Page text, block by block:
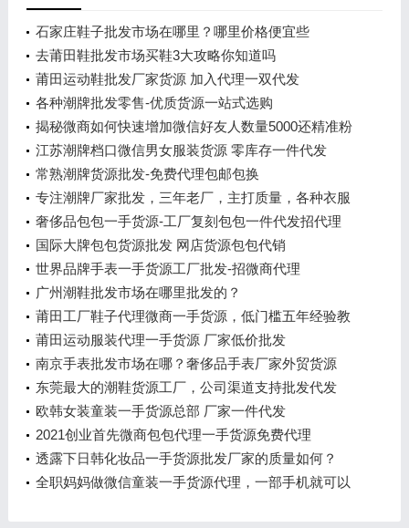
石家庄鞋子批发市场在哪里？哪里价格便宜些
去莆田鞋批发市场买鞋3大攻略你知道吗
莆田运动鞋批发厂家货源 加入代理一双代发
各种潮牌批发零售-优质货源一站式选购
揭秘微商如何快速增加微信好友人数量5000还精准粉
江苏潮牌档口微信男女服装货源 零库存一件代发
常熟潮牌货源批发-免费代理包邮包换
专注潮牌厂家批发，三年老厂，主打质量，各种衣服
一件代发
奢侈品包包一手货源-工厂复刻包包一件代发招代理
国际大牌包包货源批发 网店货源包包代销
世界品牌手表一手货源工厂批发-招微商代理
广州潮鞋批发市场在哪里批发的？
莆田工厂鞋子代理微商一手货源，低门槛五年经验教
你快速上手
莆田运动服装代理一手货源 厂家低价批发
南京手表批发市场在哪？奢侈品手表厂家外贸货源
东莞最大的潮鞋货源工厂，公司渠道支持批发代发
欧韩女装童装一手货源总部 厂家一件代发
2021创业首先微商包包代理一手货源免费代理
透露下日韩化妆品一手货源批发厂家的质量如何？
全职妈妈做微信童装一手货源代理，一部手机就可以